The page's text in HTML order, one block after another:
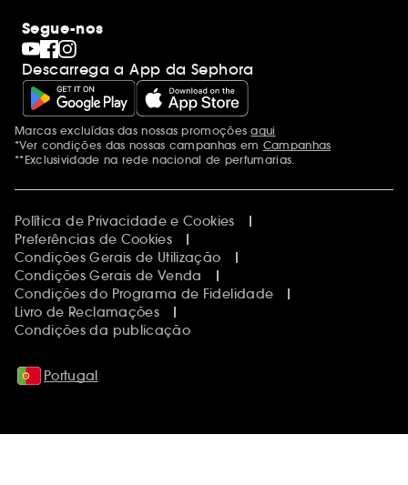
Segue-nos
Descarrega a App da Sephora
Menções adicionais
Marcas excluídas das nossas promoçõesaqui
*Ver condições das nossas campanhas em Campanhas
**Exclusividade na rede nacional de perfumarias.
Política de Privacidade e Cookies
Preferências de Cookies
Condições Gerais de Utilização
Condições Gerais de Venda
Condições do Programa de Fidelidade
Livro de Reclamações
Condições da publicação
Portugal